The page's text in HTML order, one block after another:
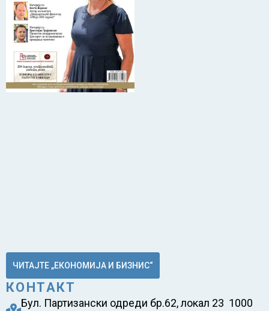
ЧИТАЈТЕ „ЕКОНОМИЈА И БИЗНИС“
КОНТАКТ
Бул. Партизански одреди бр.62, локал 23 1000